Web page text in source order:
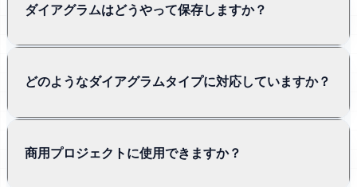
ダイアグラムはどうやって保存しますか？
どのようなダイアグラムタイプに対応していますか？
商用プロジェクトに使用できますか？